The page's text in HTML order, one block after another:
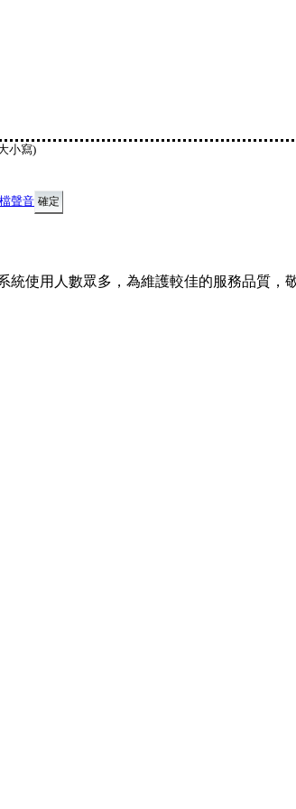
小寫)
聲音
統使用人數眾多，為維護較佳的服務品質，